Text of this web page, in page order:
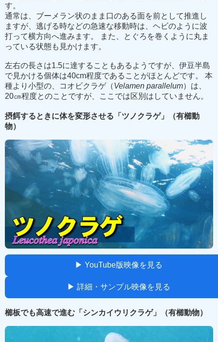
す。
通常は、ブーメラン状のまま口のある面を前として推進し
ますが、逃げる時などの急速な移動時は、ヘビのように波
打って横方向へ進みます。 また、とぐろを巻くように丸ま
っている状態も見かけます。
左右の長さは1.5に達することもあるようですが、伊豆半島
で見かける個体は40cm程度であることがほとんどです。 本
種より小型の、コオビクラゲ（Velamen parallelum）は、
20㎝程度とのことですが、ここでは区別はしていません。
摂餌するときに体を変形させる「ツノクラゲ」（有櫛動
物）
▶ YouTube版映像を見る
▶ 詳細・サンプル映像を見る
櫛板でも高速で進む「シンカイウリクラゲ」（有櫛動物）